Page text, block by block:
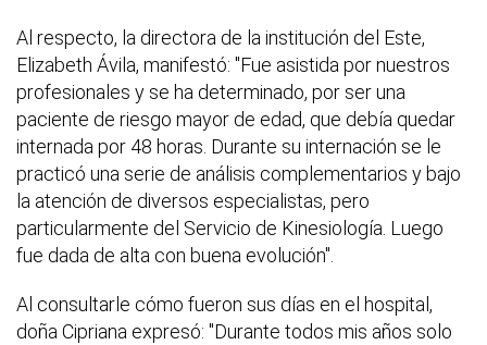
Al respecto, la directora de la institución del Este,
Elizabeth Ávila, manifestó: "Fue asistida por nuestros
profesionales y se ha determinado, por ser una
paciente de riesgo mayor de edad, que debía quedar
internada por 48 horas. Durante su internación se le
practicó una serie de análisis complementarios y bajo
la atención de diversos especialistas, pero
particularmente del Servicio de Kinesiología. Luego
fue dada de alta con buena evolución".
Al consultarle cómo fueron sus días en el hospital,
doña Cipriana expresó: "Durante todos mis años solo